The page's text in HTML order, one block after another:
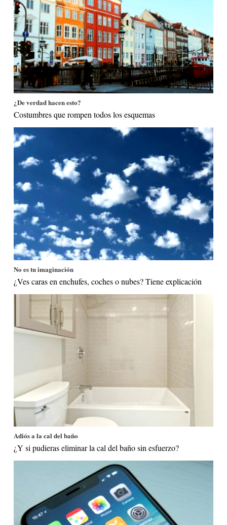
¿De verdad hacen esto?
Costumbres que rompen todos los esquemas
No es tu imaginación
¿Ves caras en enchufes, coches o nubes? Tiene explicación
Adiós a la cal del baño
¿Y si pudieras eliminar la cal del baño sin esfuerzo?